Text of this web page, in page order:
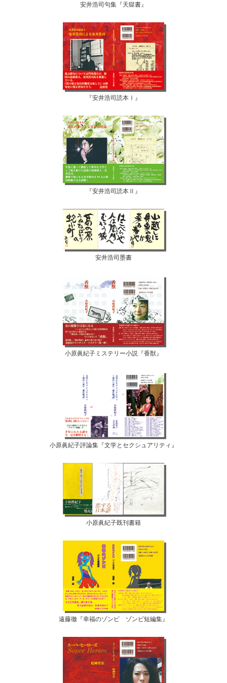
安井浩司句集『天獄書』
『安井浩司読本Ⅰ』
『安井浩司読本Ⅱ』
安井浩司墨書
小原眞紀子ミステリー小説『香獣』
小原眞紀子評論集『文学とセクシュアリティ』
小原眞紀子既刊書籍
遠藤徹『幸福のゾンビ ゾンビ短編集』